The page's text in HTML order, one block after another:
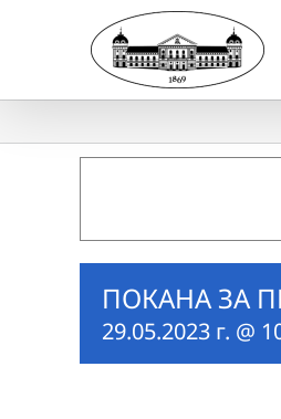
ПОКАНА ЗА
29.05.2023 г. @